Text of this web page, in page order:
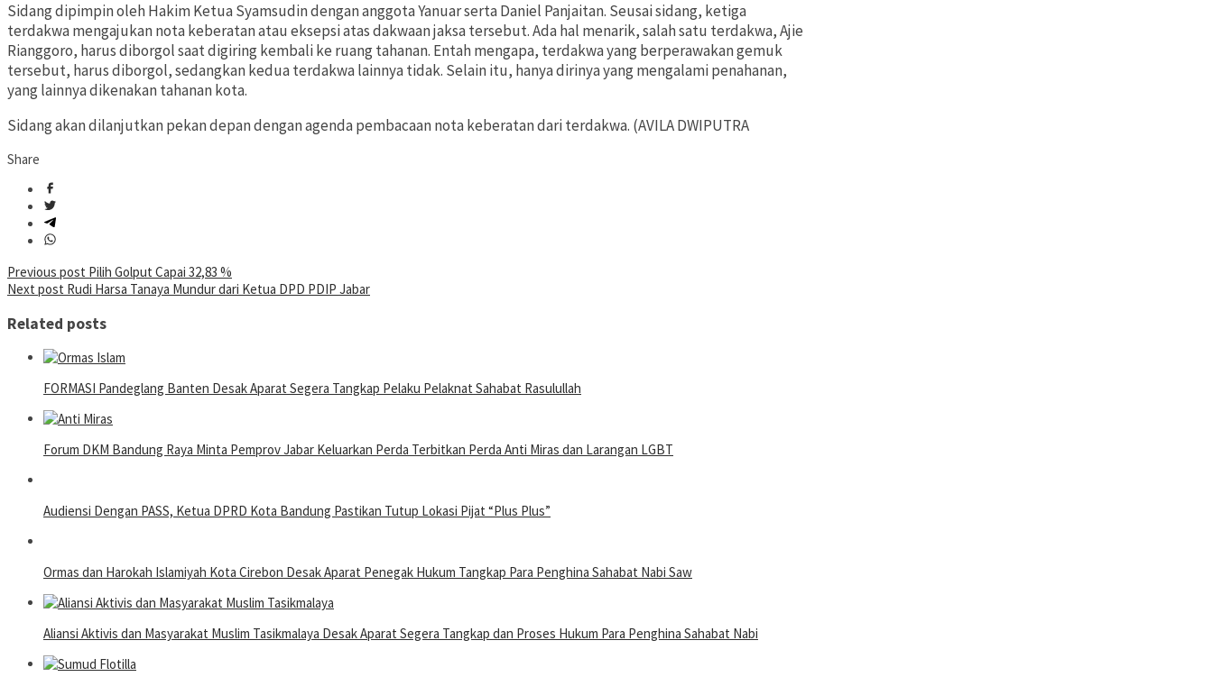
Sidang dipimpin oleh Hakim Ketua Syamsudin dengan anggota Yanuar serta Daniel Panjaitan. Seusai sidang, ketiga
terdakwa mengajukan nota keberatan atau eksepsi atas dakwaan jaksa tersebut. Ada hal menarik, salah satu terdakwa, Ajie
Rianggoro, harus diborgol saat digiring kembali ke ruang tahanan. Entah mengapa, terdakwa yang berperawakan gemuk
tersebut, harus diborgol, sedangkan kedua terdakwa lainnya tidak. Selain itu, hanya dirinya yang mengalami penahanan,
yang lainnya dikenakan tahanan kota.
Sidang akan dilanjutkan pekan depan dengan agenda pembacaan nota keberatan dari terdakwa. (AVILA DWIPUTRA
Share
Post
navigation
Previous post Pilih Golput Capai 32,83 %
Next post Rudi Harsa Tanaya Mundur dari Ketua DPD PDIP Jabar
Related posts
FORMASI Pandeglang Banten Desak Aparat Segera Tangkap Pelaku Pelaknat Sahabat Rasulullah
Forum DKM Bandung Raya Minta Pemprov Jabar Keluarkan Perda Terbitkan Perda Anti Miras dan Larangan LGBT
Audiensi Dengan PASS, Ketua DPRD Kota Bandung Pastikan Tutup Lokasi Pijat “Plus Plus”
Ormas dan Harokah Islamiyah Kota Cirebon Desak Aparat Penegak Hukum Tangkap Para Penghina Sahabat Nabi Saw
Aliansi Aktivis dan Masyarakat Muslim Tasikmalaya Desak Aparat Segera Tangkap dan Proses Hukum Para Penghina Sahabat Nabi